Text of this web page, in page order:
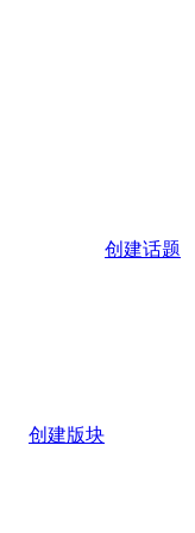
创建话题
创建版块